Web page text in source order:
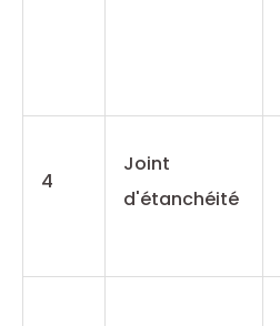
4
Joint
d'étanchéité